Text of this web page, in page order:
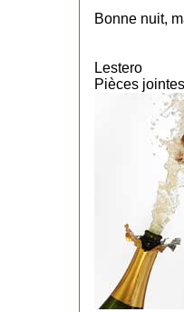
Bonne nuit,
Lestero
Pièces